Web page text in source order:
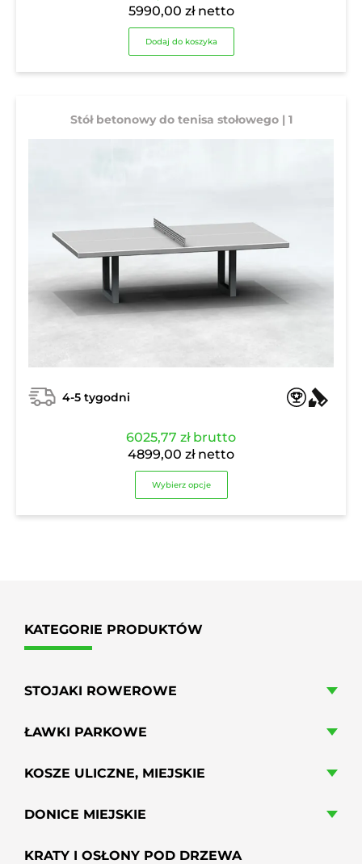
5990,00 złnetto
Dodaj do koszyka
Stół betonowy do tenisa stołowego | 1
4-5 tygodni
6025,77 złbrutto
4899,00 złnetto
Wybierz opcje
KATEGORIE PRODUKTÓW
STOJAKI ROWEROWE
ŁAWKI PARKOWE
KOSZE ULICZNE, MIEJSKIE
DONICE MIEJSKIE
KRATY I OSŁONY POD DRZEWA